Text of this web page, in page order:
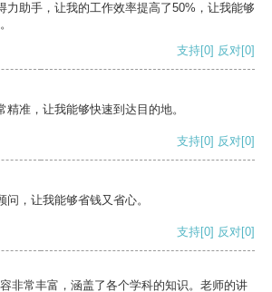
力助手，让我的工作效率提高了50%，让我能够
支持[0] 反对[0]
准，让我能够快速到达目的地。
支持[0] 反对[0]
，让我能够省钱又省心。
支持[0] 反对[0]
非常丰富，涵盖了各个学科的知识。老师的讲